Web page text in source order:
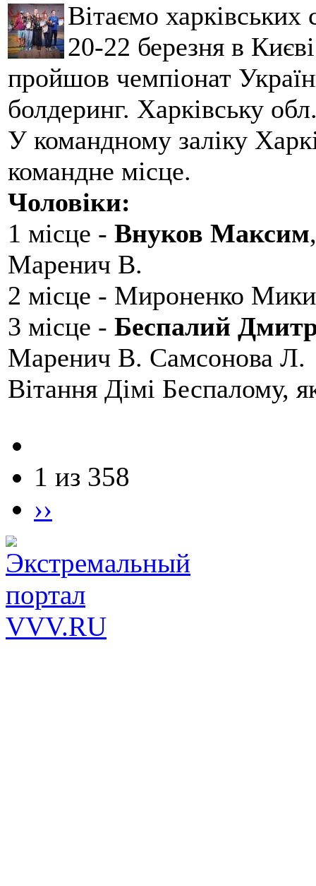
Вітаємо
20-22 березня в
пройшов чемпіонат
болдеринг. Харківську
У командному заліку
командне місце.
Чоловіки:
1 місце - Внуков Максим
Маренич В.
2 місце - Мироненко
3 місце - Беспалий
Маренич В. Самсонова Л.
Вітання Дімі Беспалому,
1 из 358
››